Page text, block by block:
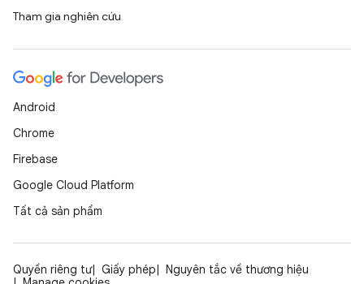
Tham gia nghiên cứu
Android
Chrome
Firebase
Google Cloud Platform
Tất cả sản phẩm
Quyền riêng tư Giấy phép
Nguyên tắc về thương hiệu